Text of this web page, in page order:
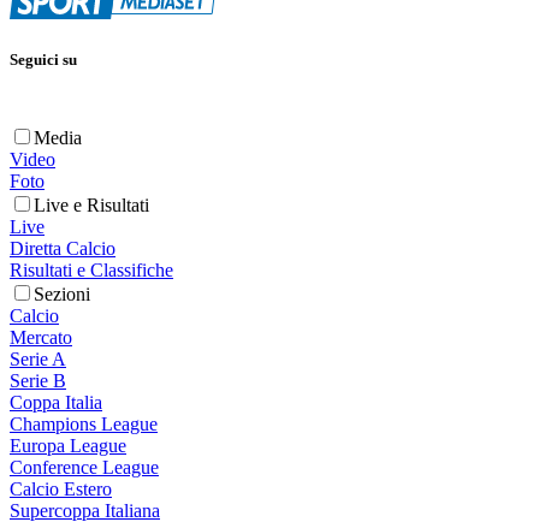
Seguici su
Media
Video
Foto
Live e Risultati
Live
Diretta Calcio
Risultati e Classifiche
Sezioni
Calcio
Mercato
Serie A
Serie B
Coppa Italia
Champions League
Europa League
Conference League
Calcio Estero
Supercoppa Italiana